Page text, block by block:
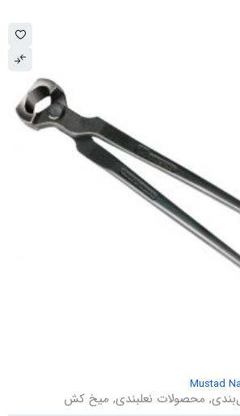
, محصولات نعلبندی, میخ کش